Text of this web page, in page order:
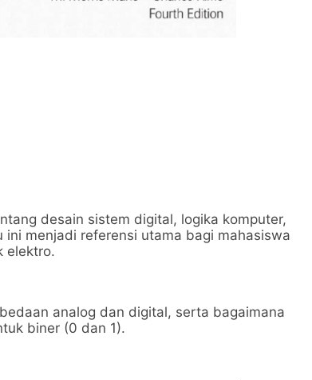
desain sistem digital, logika komputer,
menjadi referensi utama bagi mahasiswa
elektro.
analog dan digital, serta bagaimana
biner (0 dan 1).